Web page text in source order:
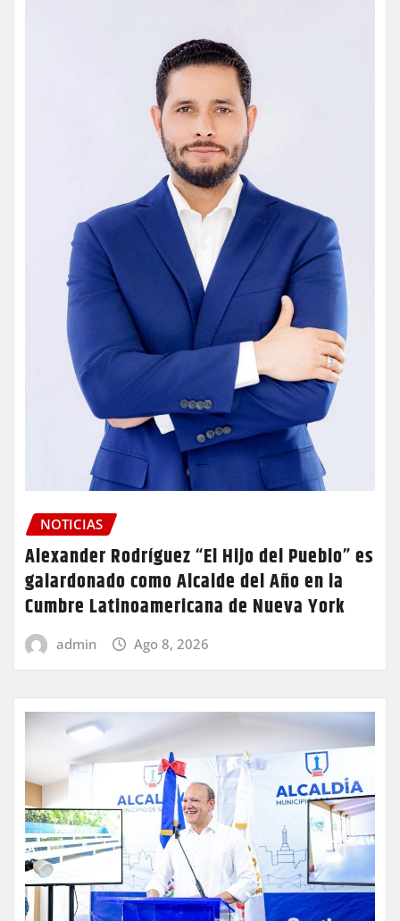
NOTICIAS
Alexander Rodríguez “El Hijo del Pueblo” es
galardonado como Alcalde del Año en la
Cumbre Latinoamericana de Nueva York
admin Ago 8, 2026